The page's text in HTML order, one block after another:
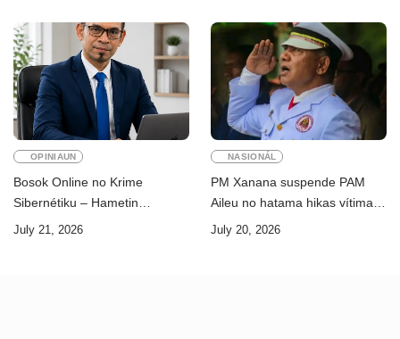
OPINIAUN
Bosok Online no Krime
Sibernétiku – Hametin
Seguransa Dijitál ba Futuru
July 21, 2026
NASIONÁL
PM Xanana suspende PAM
Aileu no hatama hikas vítima
AMA ba servisu
July 20, 2026